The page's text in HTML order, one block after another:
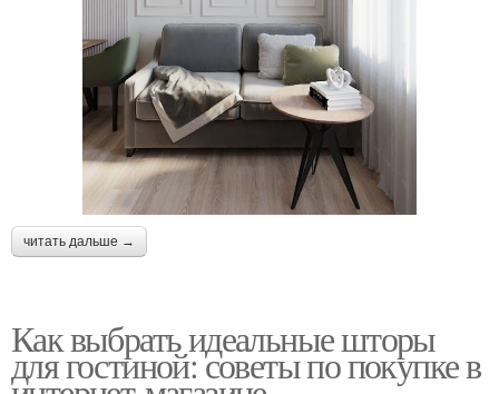
читать дальше →
Как выбрать идеальные шторы
для гостиной: советы по покупке в